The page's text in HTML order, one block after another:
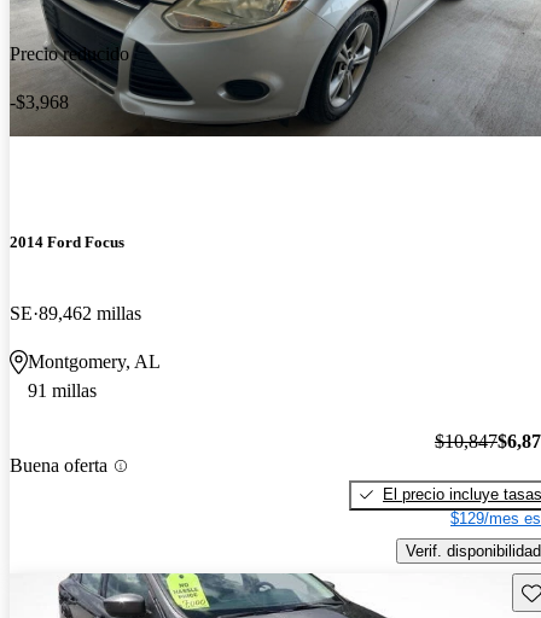
Precio reducido
-$3,968
2014 Ford Focus
SE 89,462 millas
Montgomery, AL
91 millas
Buena oferta
$10,847
El precio incluye tasas
$129/mes
Verif. disponibilidad